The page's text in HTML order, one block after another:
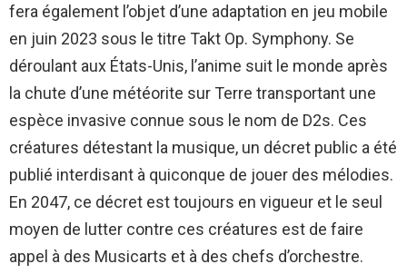
fera également l’objet d’une adaptation en jeu mobile
en juin 2023 sous le titre Takt Op. Symphony. Se
déroulant aux États-Unis, l’anime suit le monde après
la chute d’une météorite sur Terre transportant une
espèce invasive connue sous le nom de D2s. Ces
créatures détestant la musique, un décret public a été
publié interdisant à quiconque de jouer des mélodies.
En 2047, ce décret est toujours en vigueur et le seul
moyen de lutter contre ces créatures est de faire
appel à des Musicarts et à des chefs d’orchestre.